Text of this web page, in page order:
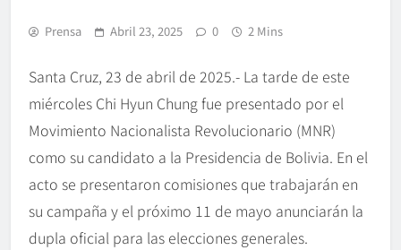
Prensa Abril 23, 2025 0 2 Mins
Santa Cruz, 23 de abril de 2025.- La tarde de este
miércoles Chi Hyun Chung fue presentado por el
Movimiento Nacionalista Revolucionario (MNR)
como su candidato a la Presidencia de Bolivia. En el
acto se presentaron comisiones que trabajarán en
su campaña y el próximo 11 de mayo anunciarán la
dupla oficial para las elecciones generales.